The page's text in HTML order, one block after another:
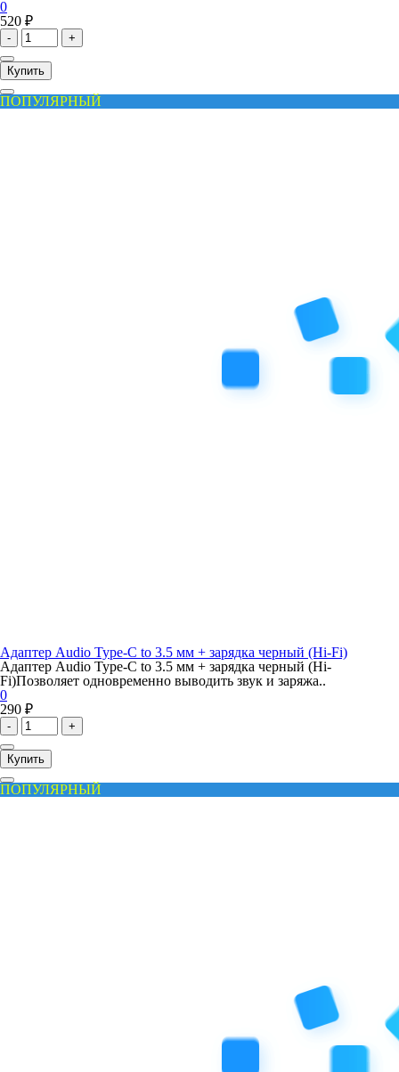
0
520 ₽
- +
Купить
ПОПУЛЯРНЫЙ
Адаптер Audio Type-C to 3.5 мм + зарядка черный (Hi-Fi)
Адаптер Audio Type-C to 3.5 мм + зарядка черный (Hi-
Fi)Позволяет одновременно выводить звук и заряжа..
0
290 ₽
- +
Купить
ПОПУЛЯРНЫЙ